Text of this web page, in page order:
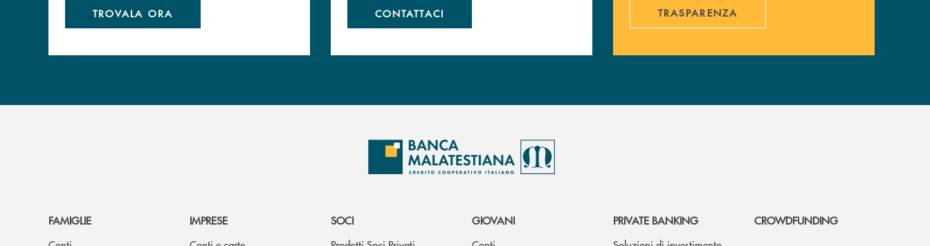
TROVALA ORA CONTATTACI TRASPARENZA
FAMIGLIE
IMPRESE
SOCI
GIOVANI
PRIVATE BANKING
CROWDFUNDING